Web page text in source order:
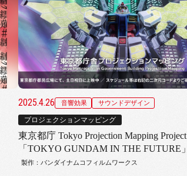
2025.4.26 音響効果 サウンドデザイン
プロジェクションマッピング
東京都庁 Tokyo Projection Mapping Project
「TOKYO GUNDAM IN THE FUTURE」
製作：バンダイナムコフィルムワークス